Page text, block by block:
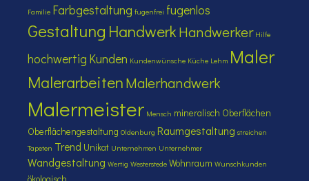
Familie Farbgestaltung fugenfrei fugenlos
Gestaltung HandwerkHandwerker Hilfe
hochwertig Kunden Kundenwünsche Küche Lehm Maler
MalerarbeitenMalerhandwerk
Malermeister Mensch mineralisch Oberflächen
Oberflächengestaltung Oldenburg Raumgestaltung streichen
Tapeten Trend Unikat Unternehmen Unternehmer
Wandgestaltung Wertig Westerstede Wohnraum Wunschkunden